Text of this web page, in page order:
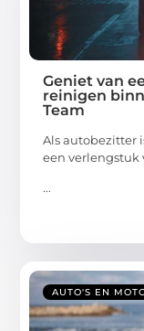
Geniet van
reinigen
Team
Als autobezitter
een verlengstuk
...
AUTO'S EN